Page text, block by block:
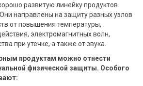
развитую линейку продуктов
направлены на защиту разных узлов
от повышения температуры,
электромагнитных волн,
при утечке, а также от звука.
продуктам можно отнести
физической защиты. Особого